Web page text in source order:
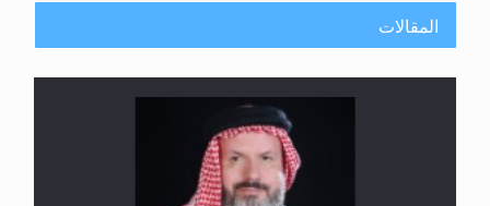
المقالات